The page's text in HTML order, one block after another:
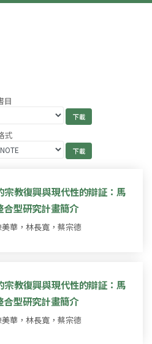
目
式
宗教復興與現代性的辯証：馬
合型研究計畫簡介
美華，林長寬，蔡宗德
宗教復興與現代性的辯証：馬
合型研究計畫簡介
美華，林長寬，蔡宗德